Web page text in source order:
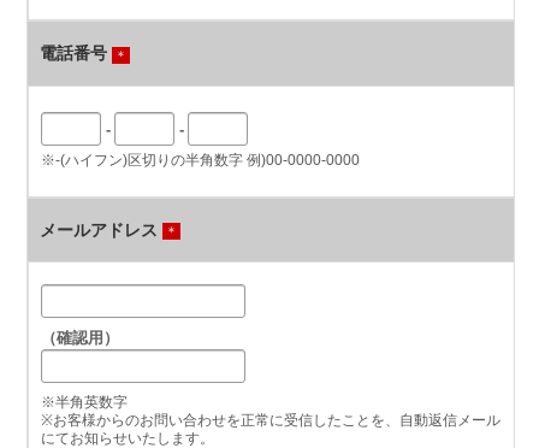
電話番号 ＊
- -
※-(ハイフン)区切りの半角数字 例)00-0000-0000
メールアドレス ＊
（確認用）
※半角英数字
※お客様からのお問い合わせを正常に受信したことを、自動返信メール
にてお知らせいたします。